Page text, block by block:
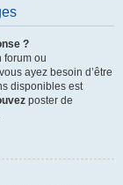
?
forum ou
ayez besoin d’être
disponibles est
poster de